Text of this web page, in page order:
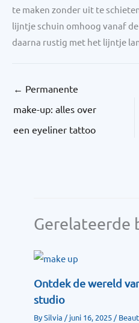
te maken zonder uit te
lijntje schuin omhoog vanaf
daarna rustig met het lijntje
← Permanente
make-up: alles over
een eyeliner tattoo
Gerelateerde
Ontdek de wereld
studio
BySilvia /juni 16, 2025 /